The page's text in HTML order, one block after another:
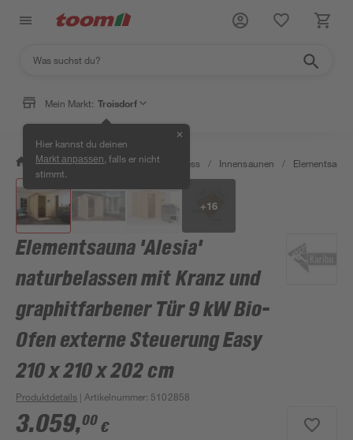
Mein Markt: Troisdorf
Hier kannst du deinen
Markt anpassen , falls er nicht
stimmt.
✕
/ Bad & Sanitär / Sauna & Wellness / Innensaunen /
+16
Elementsauna 'Alesia'
naturbelassen mit Kranz und
graphitfarbener Tür 9 kW Bio-
Ofen externe Steuerung Easy
210 x 210 x 202 cm
Produktdetails | Artikelnummer: 5102858
3.059,00 €